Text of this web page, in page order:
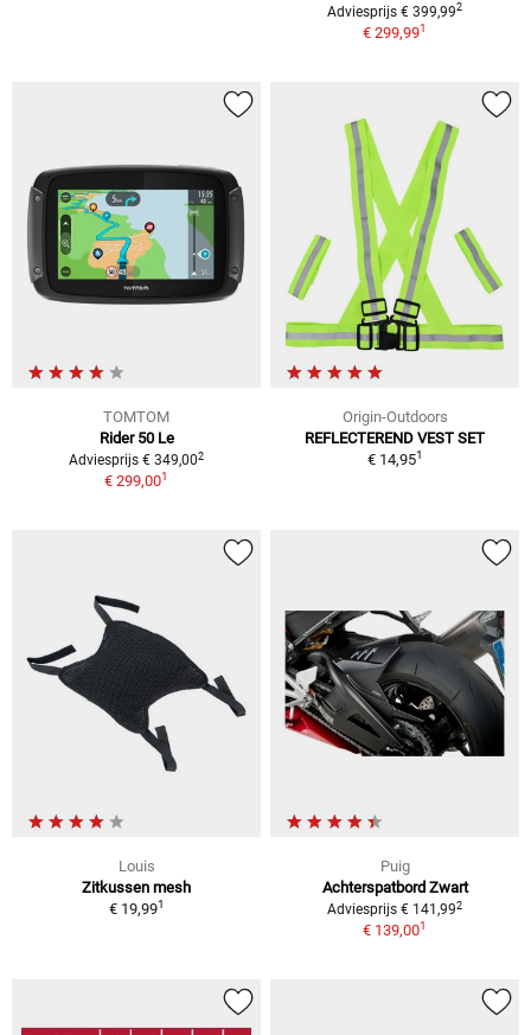
Adviesprijs € 399,992
€ 299,991
TOMTOM
Rider 50 Le
Adviesprijs € 349,002
€ 299,001
Origin-Outdoors
REFLECTEREND VEST SET
€ 14,951
Louis
Zitkussen mesh
€ 19,991
Puig
Achterspatbord Zwart
Adviesprijs € 141,992
€ 139,001